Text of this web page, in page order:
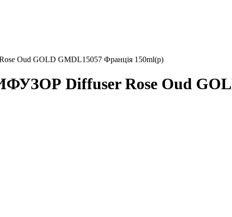
Oud GOLD GMDL15057 Франція 150ml(р)
Diffuser Rose Oud